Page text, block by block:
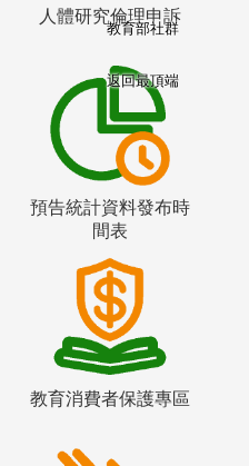
人體研究倫理申訴
預告統計資料發布時
間表
教育消費者保護專區
教育部社群
返回最頂端